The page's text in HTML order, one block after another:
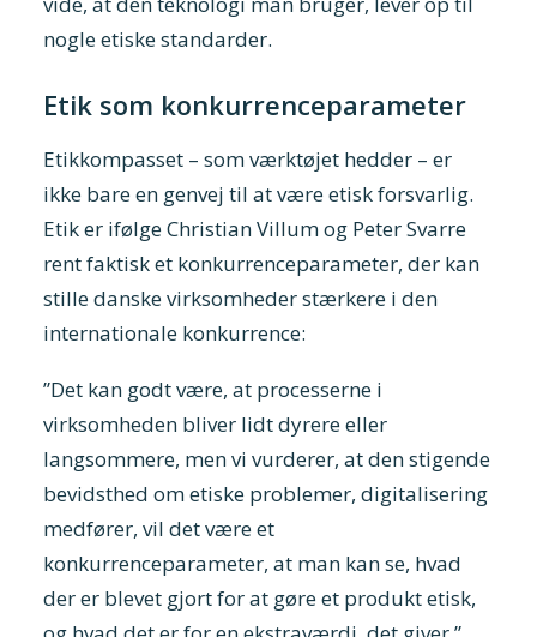
nogle etiske standarder.
Etik som konkurrenceparameter
Etikkompasset – som værktøjet hedder – er
ikke bare en genvej til at være etisk forsvarlig.
Etik er ifølge Christian Villum og Peter Svarre
rent faktisk et konkurrenceparameter, der kan
stille danske virksomheder stærkere i den
internationale konkurrence:
”Det kan godt være, at processerne i
virksomheden bliver lidt dyrere eller
langsommere, men vi vurderer, at den stigende
bevidsthed om etiske problemer, digitalisering
medfører, vil det være et
konkurrenceparameter, at man kan se, hvad
der er blevet gjort for at gøre et produkt etisk,